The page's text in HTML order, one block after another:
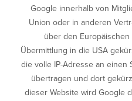
Google innerhalb von
Union oder in anderen
über den
Übermittlung in die USA
die volle IP-Adresse an einen
übertragen und dort
dieser Website wird Google